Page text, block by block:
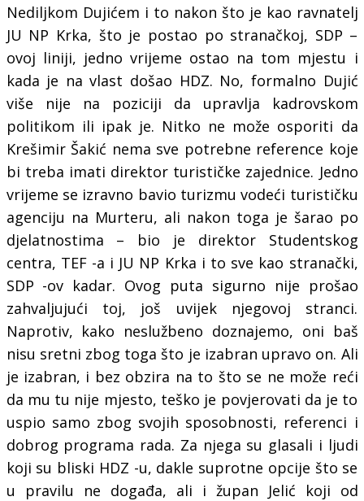
Nediljkom Dujićem i to nakon što je kao ravnatelj
JU NP Krka, što je postao po stranačkoj, SDP –
ovoj liniji, jedno vrijeme ostao na tom mjestu i
kada je na vlast došao HDZ. No, formalno Dujić
više nije na poziciji da upravlja kadrovskom
politikom ili ipak je. Nitko ne može osporiti da
Krešimir Šakić nema sve potrebne reference koje
bi treba imati direktor turističke zajednice. Jedno
vrijeme se izravno bavio turizmu vodeći turističku
agenciju na Murteru, ali nakon toga je šarao po
djelatnostima – bio je direktor Studentskog
centra, TEF -a i JU NP Krka i to sve kao stranački,
SDP -ov kadar. Ovog puta sigurno nije prošao
zahvaljujući toj, još uvijek njegovoj stranci.
Naprotiv, kako neslužbeno doznajemo, oni baš
nisu sretni zbog toga što je izabran upravo on. Ali
je izabran, i bez obzira na to što se ne može reći
da mu tu nije mjesto, teško je povjerovati da je to
uspio samo zbog svojih sposobnosti, referenci i
dobrog programa rada. Za njega su glasali i ljudi
koji su bliski HDZ -u, dakle suprotne opcije što se
u pravilu ne događa, ali i župan Jelić koji od